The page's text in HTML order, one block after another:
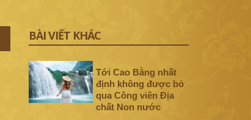
BÀI VIẾT KHÁC
Tới Cao Bằng nhất
định không được bỏ
qua Công viên Địa
chất Non nước